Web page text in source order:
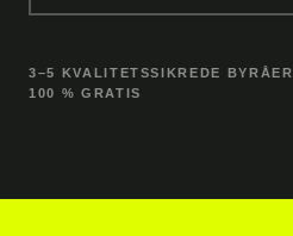
3–5 KVALITETSSIKREDE BYRÅER
100 % GRATIS